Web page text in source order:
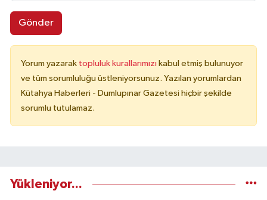
Gönder
Yorum yazarak topluluk kurallarımızı kabul etmiş bulunuyor
ve tüm sorumluluğu üstleniyorsunuz. Yazılan yorumlardan
Kütahya Haberleri - Dumlupınar Gazetesi hiçbir şekilde
sorumlu tutulamaz.
Yükleniyor...